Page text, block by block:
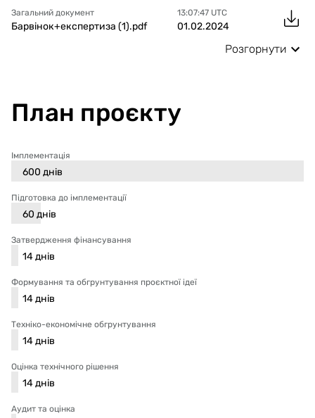
Загальний документ
Барвінок+експертиза (1).pdf
13:07:47 UTC
01.02.2024
Розгорнути
План проєкту
Імплементація
600 днів
Підготовка до імплементації
60 днів
Затвердження фінансування
14днів
Формування та обгрунтування проєктної ідеї
14днів
Техніко-економічне обгрунтування
14днів
Оцінка технічного рішення
14днів
Аудит та оцінка